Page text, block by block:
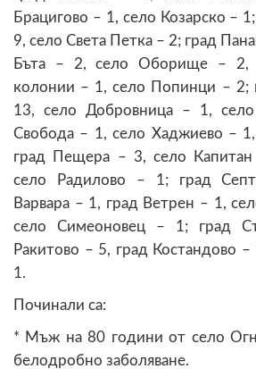
Брацигово – 1, село Козарско –
9, село Света Петка – 2; град
Бъта – 2, село Оборище – 2,
колонии – 1, село Попинци – 2;
13, село Добровница – 1,
Свобода – 1, село Хаджиево –
град Пещера – 3, село
село Радилово – 1; град
Варвара – 1, град Ветрен – 1,
село Симеоновец – 1; град
Ракитово – 5, град Костандово
1.
Починали са:
* Мъж на 80 години от село
белодробно заболяване.